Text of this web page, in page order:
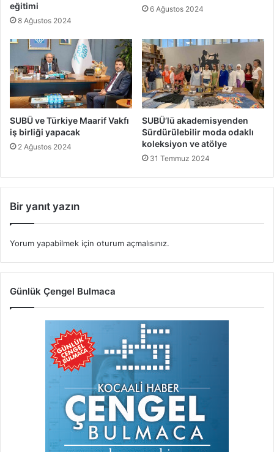
eğitimi
8 Ağustos 2024
6 Ağustos 2024
SUBÜ ve Türkiye Maarif Vakfı
iş birliği yapacak
2 Ağustos 2024
SUBÜ’lü akademisyenden
Sürdürülebilir moda odaklı
koleksiyon ve atölye
31 Temmuz 2024
Bir yanıt yazın
Yorum yapabilmek için oturum açmalısınız.
Günlük Çengel Bulmaca